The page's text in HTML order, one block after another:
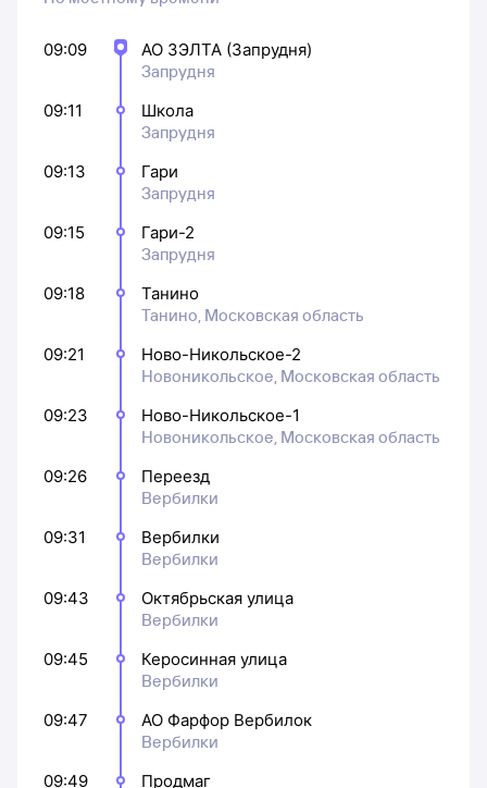
09:09
АО ЗЭЛТА (Запрудня)
Запрудня
09:11
Школа
Запрудня
09:13
Гари
Запрудня
09:15
Гари-2
Запрудня
09:18
Танино
Танино, Московская область
09:21
Ново-Никольское-2
Новоникольское, Московская область
09:23
Ново-Никольское-1
Новоникольское, Московская область
09:26
Переезд
Вербилки
09:31
Вербилки
Вербилки
09:43
Октябрьская улица
Вербилки
09:45
Керосинная улица
Вербилки
09:47
АО Фарфор Вербилок
Вербилки
09:49
Продмаг